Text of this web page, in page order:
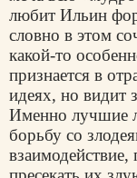
любит Ильин
словно в этом
какой-то
признается в
идеях, но видит
Именно лучшие
борьбу со